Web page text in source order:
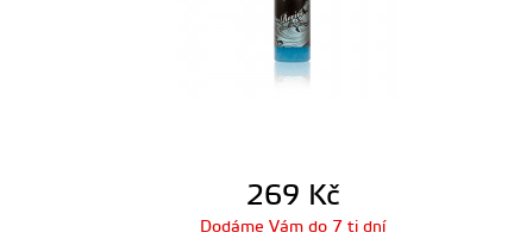
269 Kč
Dodáme Vám do 7 ti dní